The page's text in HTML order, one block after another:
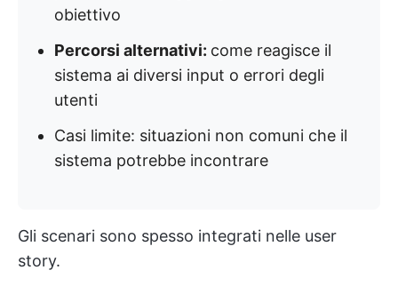
obiettivo
Percorsi alternativi: come reagisce il
sistema ai diversi input o errori degli
utenti
Casi limite: situazioni non comuni che il
sistema potrebbe incontrare
Gli scenari sono spesso integrati nelle user
story.